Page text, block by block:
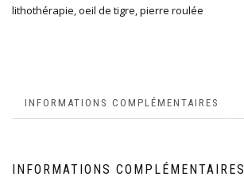
lithothérapie,oeil de tigre,pierre roulée
INFORMATIONS COMPLÉMENTAIRES
INFORMATIONS COMPLÉMENTAIRES